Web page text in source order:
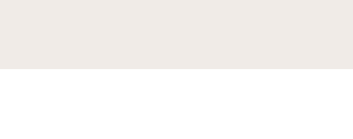
Снимайте ваше украшение перед купанием (и в море, и в